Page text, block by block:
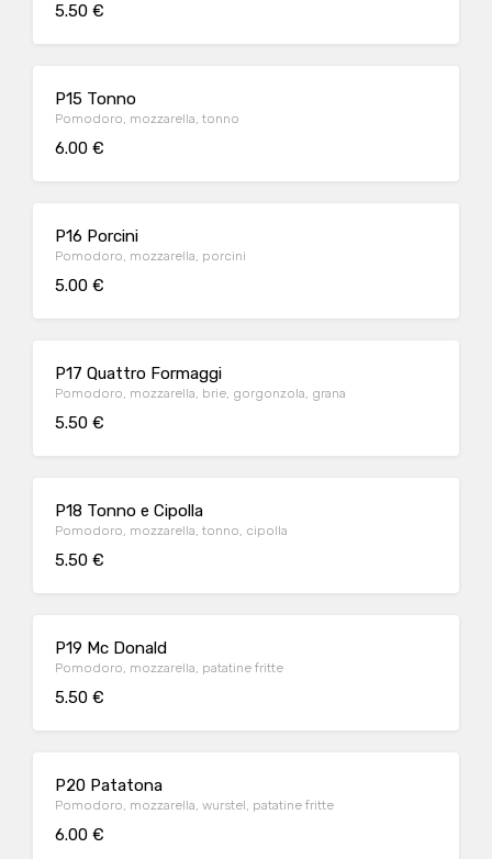
5.50 €
P15 Tonno
Pomodoro, mozzarella, tonno
6.00 €
P16 Porcini
Pomodoro, mozzarella, porcini
5.00 €
P17 Quattro Formaggi
Pomodoro, mozzarella, brie, gorgonzola, grana
5.50 €
P18 Tonno e Cipolla
Pomodoro, mozzarella, tonno, cipolla
5.50 €
P19 Mc Donald
Pomodoro, mozzarella, patatine fritte
5.50 €
P20 Patatona
Pomodoro, mozzarella, wurstel, patatine fritte
6.00 €